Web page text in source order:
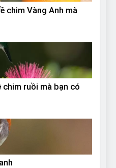
chim Vàng Anh mà
ruồi mà bạn có